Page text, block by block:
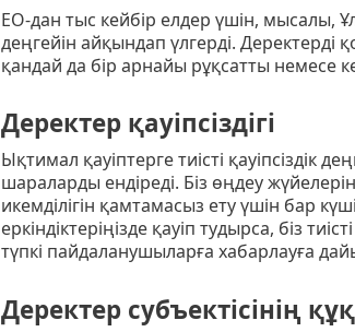
ЕО-дан тыс кейбір елдер үшін, мысалы,
деңгейін айқындап үлгерді.
қандай да бір арнайы рұқсатты немесе
Деректер қауіпсіздігі
Ықтимал қауіптерге тиісті қауіпсіздік
шараларды ендіреді. Біз өңдеу
икемділігін қамтамасыз ету үшін бар
еркіндіктеріңізде қауіп тудырса, біз
түпкі пайдаланушыларға хабарлауға
Деректер субъектісінің